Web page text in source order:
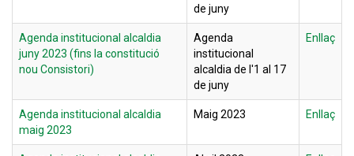
de juny
Agenda institucional alcaldia
juny 2023 (fins la constitució
nou Consistori)
Agenda
institucional
alcaldia de l'1 al 17
de juny
Enllaç
Agenda institucional alcaldia
maig 2023
Maig 2023 Enllaç